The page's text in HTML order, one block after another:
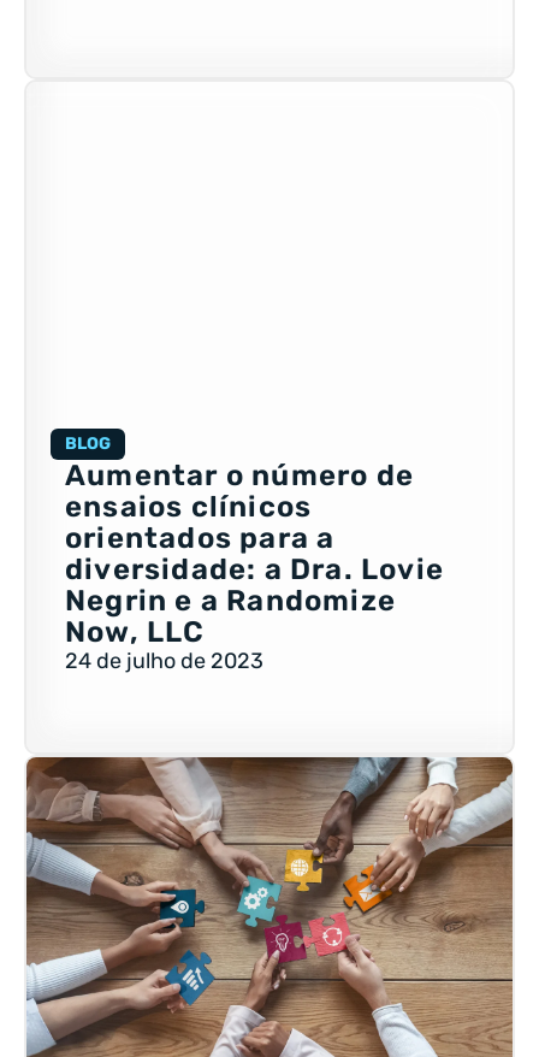
BLOG
Aumentar o número de
ensaios clínicos
orientados para a
diversidade: a Dra. Lovie
Negrin e a Randomize
Now, LLC
24 de julho de 2023